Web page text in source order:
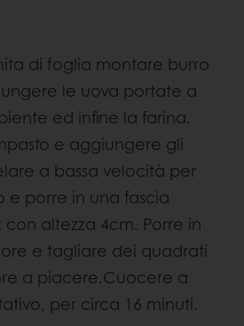
di foglia montare burro
le uova portate a
ed infine la farina.
e aggiungere gli
a bassa velocità per
e porre in una fascia
altezza 4cm. Porre in
e tagliare dei quadrati
a piacere.Cuocere a
per circa 16 minuti.